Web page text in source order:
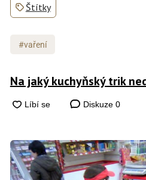
Štítky
#vaření
Na jaký kuchyňský trik
Diskuze 0